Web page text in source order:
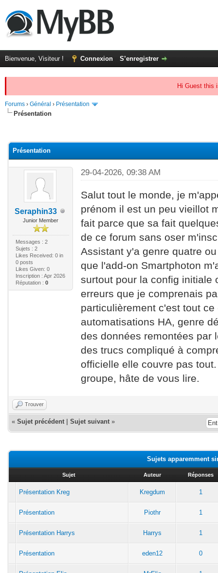
Bienvenue, Visiteur ! Connexion S’enregistrer
Hi Guest this
Forums › Général › Présentation
Présentation
Présentation
Seraphin33
Junior Member
Messages : 2
Sujets : 2
Likes Received: 0in
0 posts
Likes Given: 0
Inscription : Apr 2026
Réputation : 0
29-04-2026, 09:38 AM
Salut tout le monde, je
prénom il est un peu vieillot
fait parce que sa fait
de ce forum sans oser
Assistant y'a genre quatre
que l'add-on Smartphoton
surtout pour la config initiale
erreurs que je comprenais
particulièrement c'est tout
automatisations HA, genre
des données remontées par
des trucs compliqué à
officielle elle couvre pas
groupe, hâte de vous lire.
Trouver
« Sujet précédent Sujet suivant »
Sujets apparemment
Sujet Auteur Réponses
Présentation Kreg Kregdum 1
Présentation Piothr 1
Présentation Harrys Harrys 1
Présentation eden12 0